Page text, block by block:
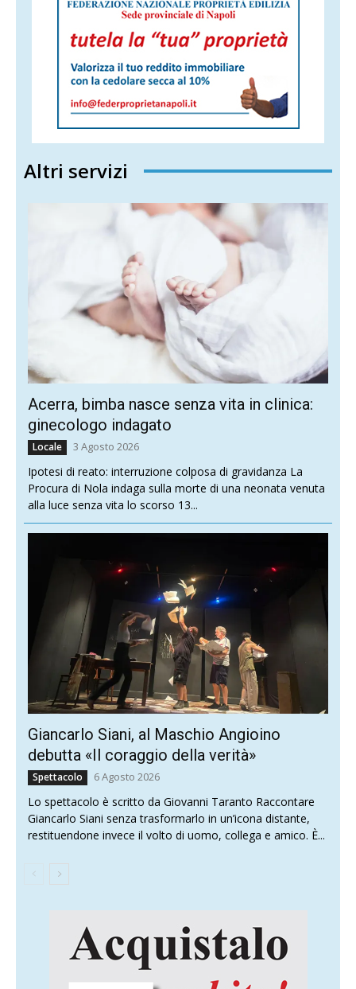
Altri servizi
Acerra, bimba nasce senza vita in clinica:
ginecologo indagato
Locale 3 Agosto 2026
Ipotesi di reato: interruzione colposa di gravidanza La
Procura di Nola indaga sulla morte di una neonata venuta
alla luce senza vita lo scorso 13...
Giancarlo Siani, al Maschio Angioino
debutta «Il coraggio della verità»
Spettacolo 6 Agosto 2026
Lo spettacolo è scritto da Giovanni Taranto Raccontare
Giancarlo Siani senza trasformarlo in un’icona distante,
restituendone invece il volto di uomo, collega e amico. È...